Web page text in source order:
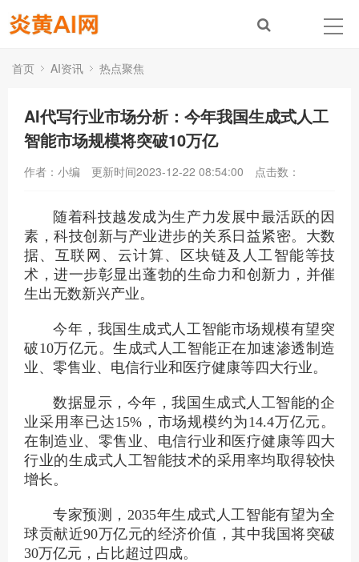
首页 AI资讯 热点聚焦
AI代写行业市场分析：今年我国生成式人工
智能市场规模将突破10万亿
作者：小编 更新时间2023-12-22 08:54:00 点击数：
随着科技越发成为生产力发展中最活跃的因
素，科技创新与产业进步的关系日益紧密。大数
据、互联网、云计算、区块链及人工智能等技
术，进一步彰显出蓬勃的生命力和创新力，并催
生出无数新兴产业。
今年，我国生成式人工智能市场规模有望突
破10万亿元。生成式人工智能正在加速渗透制造
业、零售业、电信行业和医疗健康等四大行业。
数据显示，今年，我国生成式人工智能的企
业采用率已达15%，市场规模约为14.4万亿元。
在制造业、零售业、电信行业和医疗健康等四大
行业的生成式人工智能技术的采用率均取得较快
增长。
专家预测，2035年生成式人工智能有望为全
球贡献近90万亿元的经济价值，其中我国将突破
30万亿元，占比超过四成。